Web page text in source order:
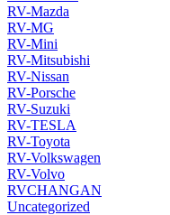
RV-Mazda
RV-MG
RV-Mini
RV-Mitsubishi
RV-Nissan
RV-Porsche
RV-Suzuki
RV-TESLA
RV-Toyota
RV-Volkswagen
RV-Volvo
RVCHANGAN
Uncategorized